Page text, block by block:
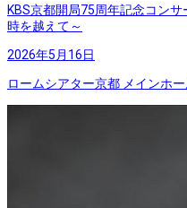
KBS京都開局75周年記念コン
時を越えて～
2026年5月16日
ロームシアター京都 メインホ